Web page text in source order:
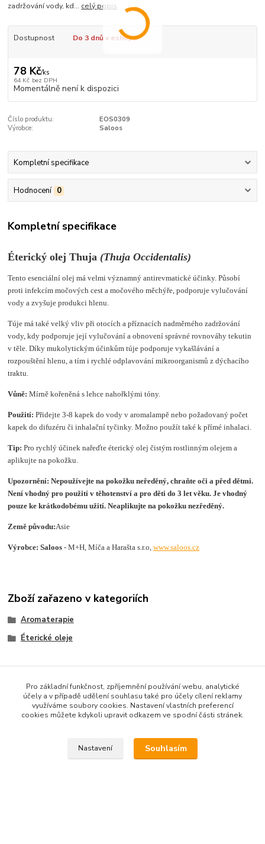
zadržování vody, kd... celý popis
Dostupnost Do 3 dnů v eshopu
78 Kč/ks
64 Kč bez DPH
Momentálně není k dispozici
Číslo produktu:
EOS0309
Výrobce:
Saloos
Kompletní specifikace
Hodnocení 0
Kompletní specifikace
Éterický olej Thuja (Thuja Occidentalis)
Tento esenciální olej má velmi významný antirevmatické účinky. Působí
proti infekcím močových cest a močového měchýře, podporuje vylučování
vody a zvyšuje produkci hlenu.
Túje má také velký vliv při otocích a příznacích nadměrného zadržování
vody, kdy podporuje její vylučování a obnovení správné rovnováhy tekutin
v těle. Díky mukolytickým účinkům túje podporuje vykašlávání a
rozpouštění hlenu, a tím i rychlé odplavování mikroorganismů z dýchacího
traktu.
Vůně: Mírně kořeněná s lehce nahořklými tóny.
Použití: Přidejte 3-8 kapek do vody v aromalampě nebo požadovaný počet
kapek do difuzéru či inhalační tyčinky. Možno použít také k přímé inhalaci.
Tip: Pro rychlý účinek nařeďte éterický olej čistým rostlinným olejem a
aplikujte na pokožku.
Upozornění:Nepoužívejte na pokožku neředěný, chraňte oči a před dětmi.
Není vhodný pro použití v těhotenství a pro děti do 3 let věku. Je vhodný
pouze ke krátkodobému užití. Neaplikujte na pokožku nezředěný.
Země původu:Asie
Výrobce: Saloos - M+H, Míča a Harašta s.r.o,www.saloos.cz
Zboží zařazeno v kategoriích
Aromaterapie
Éterické oleje
Kontakt na nás
Pro základní funkčnost, zpříjemnění používání webu, analytické
účely a v případě udělení souhlasu také pro účely cílení reklamy
využíváme soubory cookies. Nastavení vlastních preferencí
cookies můžete kdykoli upravit odkazem ve spodní části stránek.
Nastavení Souhlasím